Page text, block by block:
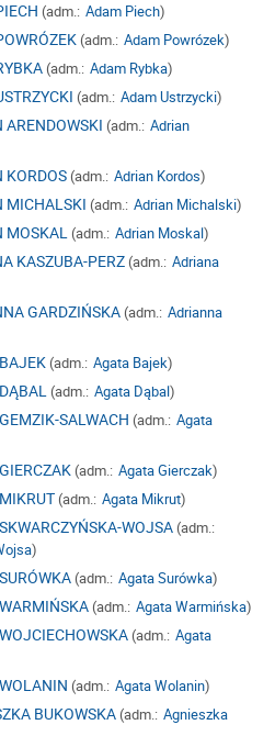
(adm.: Adam Piech)
(adm.: Adam Powrózek)
(adm.: Adam Rybka)
(adm.: Adam Ustrzycki)
ARENDOWSKI (adm.: Adrian
KORDOS(adm.: Adrian Kordos)
MICHALSKI (adm.: Adrian Michalski)
MOSKAL(adm.: Adrian Moskal)
KASZUBA-PERZ(adm.: Adriana
GARDZIŃSKA(adm.: Adrianna
(adm.: Agata Bajek)
(adm.: Agata Dąbal)
SALWACH (adm.: Agata
(adm.: Agata Gierczak)
(adm.: Agata Mikrut)
WOJSA(adm.:
)
(adm.: Agata Surówka)
(adm.: Agata Warmińska)
(adm.: Agata
(adm.: Agata Wolanin)
BUKOWSKA(adm.: Agnieszka